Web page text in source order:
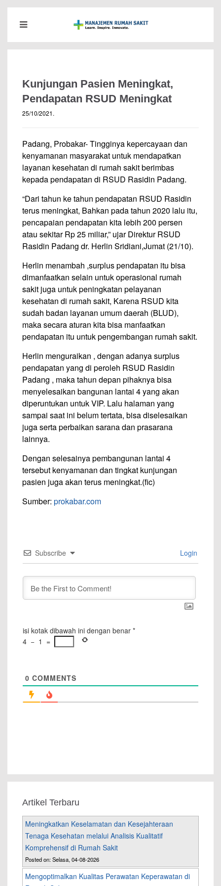
Kunjungan Pasien Meningkat,
Pendapatan RSUD Meningkat
25/10/2021.
Padang, Probakar- Tingginya kepercayaan dan
kenyamanan masyarakat untuk mendapatkan
layanan kesehatan di rumah sakit berimbas
kepada pendapatan di RSUD Rasidin Padang.
“Dari tahun ke tahun pendapatan RSUD Rasidin
terus meningkat, Bahkan pada tahun 2020 lalu itu,
pencapaian pendapatan kita lebih 200 persen
atau sekitar Rp 25 miliar,” ujar Direktur RSUD
Rasidin Padang dr. Herlin Sridiani,Jumat (21/10).
Herlin menambah ,surplus pendapatan itu bisa
dimanfaatkan selain untuk operasional rumah
sakit juga untuk peningkatan pelayanan
kesehatan di rumah sakit, Karena RSUD kita
sudah badan layanan umum daerah (BLUD),
maka secara aturan kita bisa manfaatkan
pendapatan itu untuk pengembangan rumah sakit.
Herlin menguraikan , dengan adanya surplus
pendapatan yang di peroleh RSUD Rasidin
Padang , maka tahun depan pihaknya bisa
menyelesaikan bangunan lantai 4 yang akan
diperuntukan untuk VIP. Lalu halaman yang
sampai saat ini belum tertata, bisa diselesaikan
juga serta perbaikan sarana dan prasarana
lainnya.
Dengan selesainya pembangunan lantai 4
tersebut kenyamanan dan tingkat kunjungan
pasien juga akan terus meningkat.(fic)
Sumber: prokabar.com
Subscribe Login
isi kotak dibawah ini dengan benar *
4 − 1 =
0 COMMENTS
Artikel Terbaru
Meningkatkan Keselamatan dan Kesejahteraan
Tenaga Kesehatan melalui Analisis Kualitatif
Komprehensif di Rumah Sakit
Posted on: Selasa, 04-08-2026
Mengoptimalkan Kualitas Perawatan Keperawatan di